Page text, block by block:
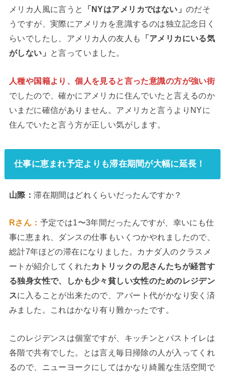
メリカ人風に言うと
「NYはアメリカではない」 のだそ
うですが、実際にアメリカを意識するのは独立記念日く
らいでしたし、アメリカ人の友人も
「アメリカにいる気
がしない」
と言っていました。
人種や国籍より、個人を見ると言った意識の方が強い街
でしたので、確かにアメリカに住んでいたと言えるのか
いまだに確信がありません。アメリカと言うよりNYに
住んでいたと言う方が正しい気がします。
仕事に恵まれ予定よりも滞在期間が大幅に延長！
山際：滞在期間はどれくらいだったんですか？
Rさん： 予定では1〜3年間だったんですが、幸いにも仕
事に恵まれ、ダンスの仕事もいくつかやれましたので、
総計7年ほどの滞在になりました。カナダ人のクラスメ
ートが紹介してくれた カトリックの尼さんたちが経営す
る独身女性で、しかも少々貧しい女性のためのレジデン
スに入ることが出来たので、アパート代がかなり安く済
みました。これはかなり有り難かったです。
このレジデンスは個室ですが、キッチンとバストイレは
各階で共有でした。とは言え毎日掃除の人が入ってくれ
るので、ニューヨークにしてはかなり綺麗な生活空間で